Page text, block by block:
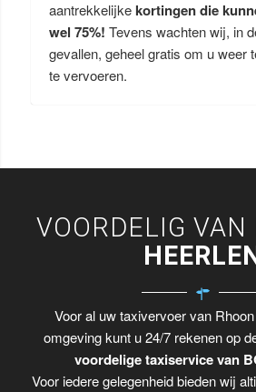
aantrekkelijkekortingen die
wel 75%! Tevens wachten wij, in
gevallen, geheel gratis om u weer
te vervoeren.
VOORDELIG
Voor al uw taxivervoer van
omgeving kunt u 24/7 rekenen op
voordelige taxiservice van
Voor iedere gelegenheid bieden wij